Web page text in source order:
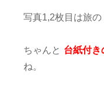
写真1,2枚目は旅
ちゃんと 台紙付き
ね。